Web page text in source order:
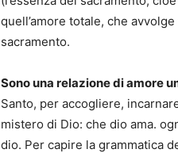
quell’amore totale, che
sacramento.
Sono una relazione di amore
Santo, per accogliere,
mistero di Dio: che dio ama.
dio. Per capire la grammatica